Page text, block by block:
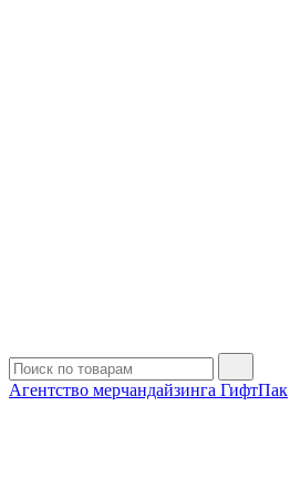
Агентство мерчандайзинга ГифтПак